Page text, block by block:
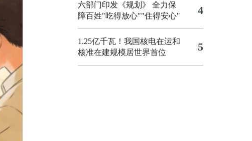
六部门印发《规划》 全力保
障百姓"吃得放心""住得安心"
4
1.25亿千瓦！我国核电在运和
核准在建规模居世界首位
5